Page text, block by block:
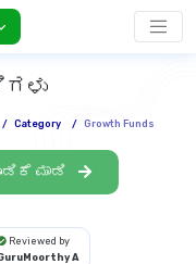
/ Category / Growth Funds
ಮಾಡಿ
Reviewed by
A